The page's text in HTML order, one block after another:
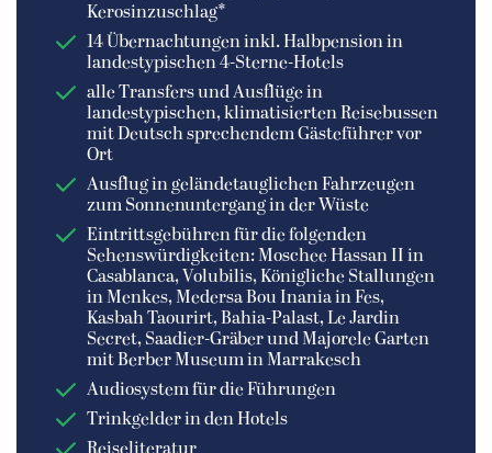
Kerosinzuschlag*
14 Übernachtungen inkl. Halbpension in
landestypischen 4-Sterne-Hotels
alle Transfers und Ausflüge in
landestypischen, klimatisierten Reisebussen
mit Deutsch sprechendem Gästeführer vor
Ort
Ausflug in geländetauglichen Fahrzeugen
zum Sonnenuntergang in der Wüste
Eintrittsgebühren für die folgenden
Sehenswürdigkeiten: Moschee Hassan II in
Casablanca, Volubilis, Königliche Stallungen
in Menkes, Medersa Bou Inania in Fes,
Kasbah Taourirt, Bahia-Palast, Le Jardin
Secret, Saadier-Gräber und Majorele Garten
mit Berber Museum in Marrakesch
Audiosystem für die Führungen
Trinkgelder in den Hotels